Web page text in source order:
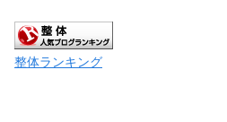
整体ランキング